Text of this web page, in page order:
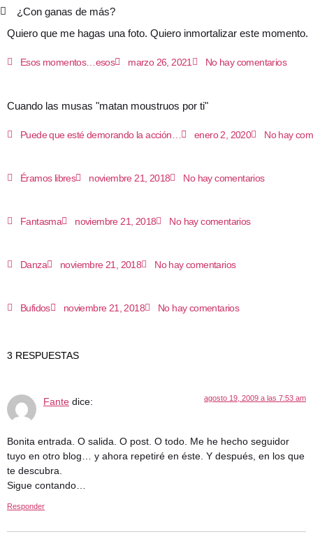
¿Con ganas de más?
Quiero que me hagas una foto. Quiero inmortalizar este momento.
Esos momentos…esos marzo 26, 2021 No hay comentarios
Cuando las musas "matan moustruos por ti"
Puede que esté demorando la acción… enero 2, 2020 No hay
Éramos libres noviembre 21, 2018 No hay comentarios
Fantasma noviembre 21, 2018 No hay comentarios
Danza noviembre 21, 2018 No hay comentarios
Bufidos noviembre 21, 2018 No hay comentarios
3 RESPUESTAS
Fante dice: agosto 19, 2009 a las 7:53 am
Bonita entrada. O salida. O post. O todo. Me he hecho seguidor
tuyo en otro blog… y ahora repetiré en éste. Y después, en los que
te descubra.
Sigue contando…
Responder